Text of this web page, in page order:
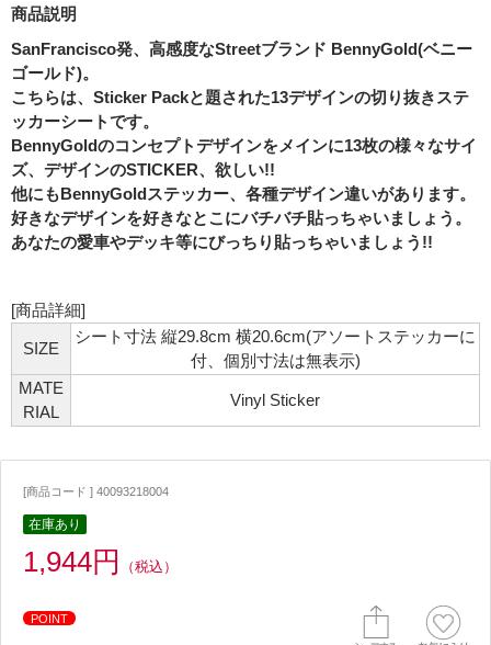
商品説明
SanFrancisco発、高感度なStreetブランド BennyGold(ベニー
ゴールド)。
こちらは、Sticker Packと題された13デザインの切り抜きステ
ッカーシートです。
BennyGoldのコンセプトデザインをメインに13枚の様々なサイ
ズ、デザインのSTICKER、欲しい!!
他にもBennyGoldステッカー、各種デザイン違いがあります。
好きなデザインを好きなとこにバチバチ貼っちゃいましょう。
あなたの愛車やデッキ等にびっちり貼っちゃいましょう!!
[商品詳細]
SIZE
シート寸法 縦29.8cm 横20.6cm(アソートステッカーに
付、個別寸法は無表示)
MATE
RIAL
Vinyl Sticker
[商品コード ] 40093218004
在庫あり
1,944円 （税込）
POINT